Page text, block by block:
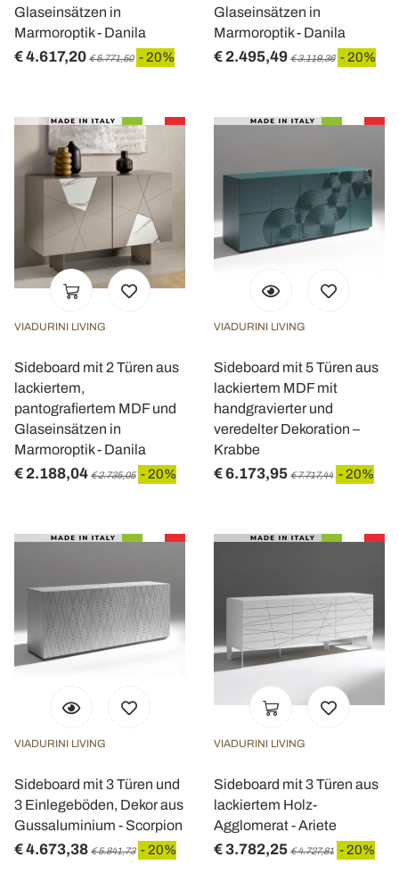
Glaseinsätzen in
Marmoroptik - Danila
€ 4.617,20 € 5.771,50 - 20%
Glaseinsätzen in
Marmoroptik - Danila
€ 2.495,49 € 3.119,36 - 20%
VIADURINI LIVING
Sideboard mit 2 Türen aus
lackiertem,
pantografiertem MDF und
Glaseinsätzen in
Marmoroptik - Danila
€ 2.188,04 € 2.735,05 - 20%
VIADURINI LIVING
Sideboard mit 5 Türen aus
lackiertem MDF mit
handgravierter und
veredelter Dekoration –
Krabbe
€ 6.173,95 € 7.717,44 - 20%
VIADURINI LIVING
Sideboard mit 3 Türen und
3 Einlegeböden, Dekor aus
Gussaluminium - Scorpion
€ 4.673,38 € 5.841,73 - 20%
VIADURINI LIVING
Sideboard mit 3 Türen aus
lackiertem Holz-
Agglomerat - Ariete
€ 3.782,25 € 4.727,81 - 20%